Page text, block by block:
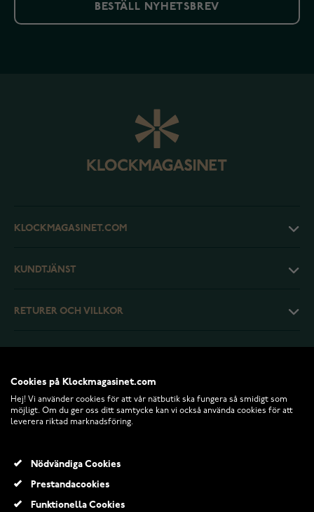
BESTÄLL NYHETSBREV
KLOCKMAGASINET.COM
KUNDTJÄNST
RETURER OCH VILLKOR
Cookies på Klockmagasinet.com
Hej! Vi använder cookies för att vår nätbutik ska fungera så smidigt som
möjligt. Om du ger oss ditt samtycke kan vi också använda cookies för att
leverera riktad marknadsföring.
Nödvändiga Cookies
Prestandacookies
Funktionella Cookies